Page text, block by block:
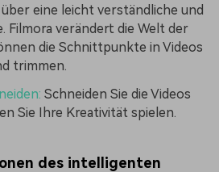
eine leicht verständliche und
Filmora verändert die Welt der
die Schnittpunkte in Videos
trimmen.
Schneiden Sie die Videos
Sie Ihre Kreativität spielen.
des intelligenten